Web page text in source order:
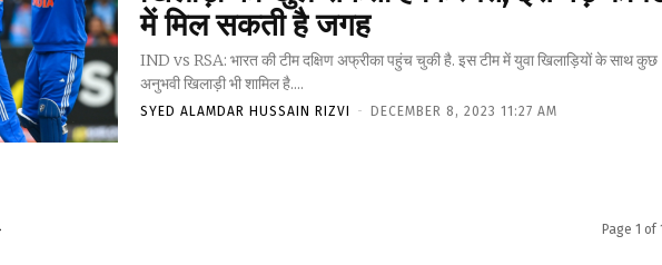
में मिल सकती है जगह
IND vs RSA: भारत की टीम दक्षिण अफ्रीका पहुंच चुकी है. इस टीम में युवा खिलाड़ियों के साथ कुछ
अनुभवी खिलाड़ी भी शामिल है....
SYED ALAMDAR HUSSAIN RIZVI - DECEMBER 8, 2023 11:27 AM
Page 1 of